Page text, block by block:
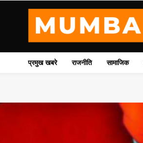
प्रमुख खबरे राजनीति सामाजिक